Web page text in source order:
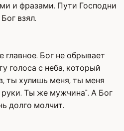
и фразами. Пути Господни
взял.
Бог не обрывает
голоса с неба, который
ты хулишь меня, ты меня
Ты же мужчина". А Бог
долго молчит.